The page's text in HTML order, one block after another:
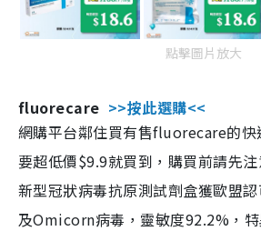
點擊圖片放大
fluorecare >>按此選購<<
網購平台鄰住買有售fluorecare的快
要超低價$9.9就買到，購買前請先
新型冠狀病毒抗原測試劑盒獲歐盟
及Omicorn病毒，靈敏度92.2%，特